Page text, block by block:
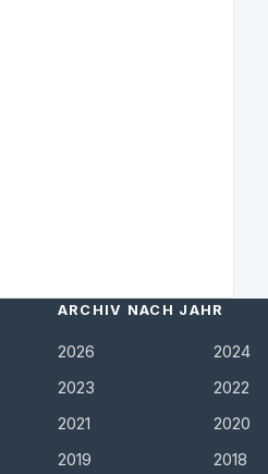
ARCHIV NACH JAHR
2026
2024
2023
2022
2021
2020
2019
2018